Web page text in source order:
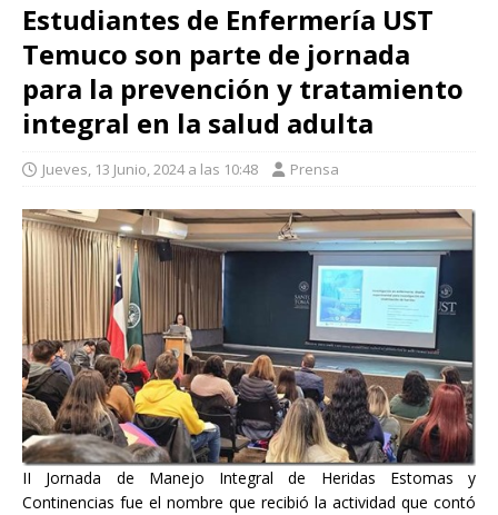
Estudiantes de Enfermería UST
Temuco son parte de jornada
para la prevención y tratamiento
integral en la salud adulta
Jueves, 13 Junio, 2024 a las 10:48 Prensa
II Jornada de Manejo Integral de Heridas Estomas y
Continencias fue el nombre que recibió la actividad que contó